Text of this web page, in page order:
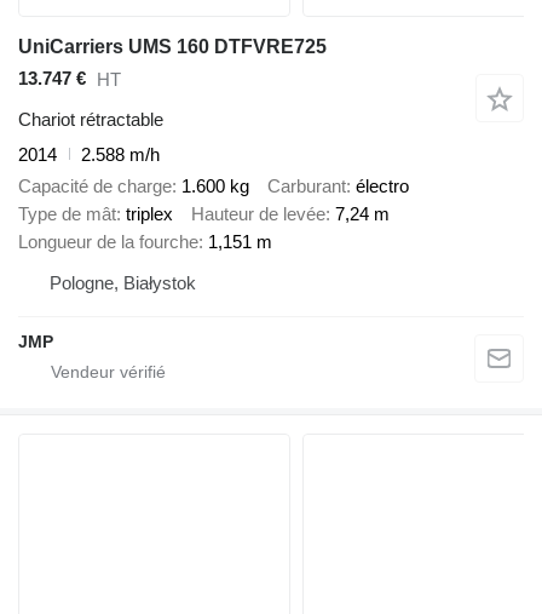
UniCarriers UMS 160 DTFVRE725
13.747 € HT
Chariot rétractable
2014
2.588 m/h
Capacité de charge 1.600 kg Carburant électro
Type de mât triplex Hauteur de levée 7,24 m
Longueur de la fourche 1,151 m
Pologne, Białystok
JMP